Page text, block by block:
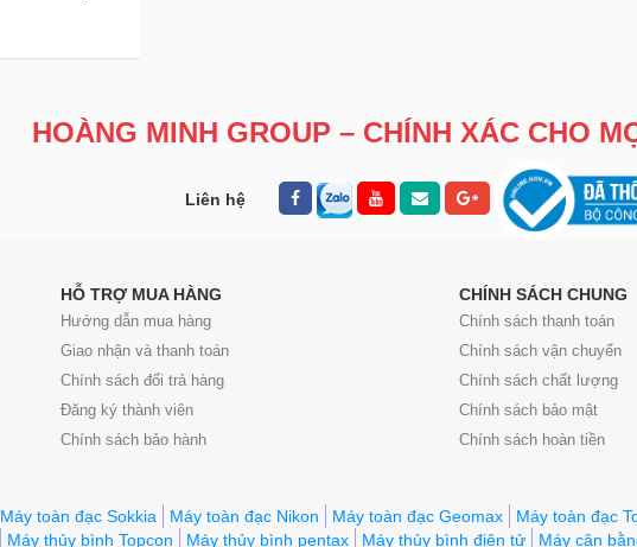
HOÀNG MINH GROUP – CHÍNH XÁC CHO
Liên hệ
HỖ TRỢ MUA HÀNG
Hướng dẫn mua hàng
Giao nhận và thanh toán
Chính sách đổi trả hàng
Đăng ký thành viên
Chính sách bảo hành
CHÍNH SÁCH CHUNG
Chính sách thanh toán
Chính sách vận chuyển
Chính sách chất lượng
Chính sách bảo mật
Chính sách hoàn tiền
Máy toàn đạc Sokkia Máy toàn đạc Nikon Máy toàn đạc Geomax Máy toàn đạc
Máy thủy bình Topcon Máy thủy bình pentax Máy thủy bình điện tử Máy cân